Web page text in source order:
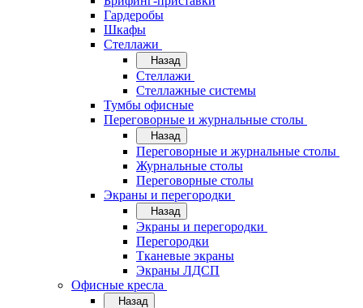
Гардеробы
Шкафы
Стеллажи
Назад
Стеллажи
Стеллажные системы
Тумбы офисные
Переговорные и журнальные столы
Назад
Переговорные и журнальные столы
Журнальные столы
Переговорные столы
Экраны и перегородки
Назад
Экраны и перегородки
Перегородки
Тканевые экраны
Экраны ЛДСП
Офисные кресла
Назад